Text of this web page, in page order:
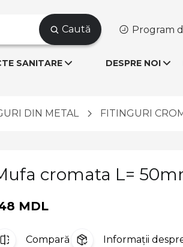
Caută Program
SANITARE DESPRE NOI
DIN METAL FITINGURI
cromata L=
MDL
Compară Informații